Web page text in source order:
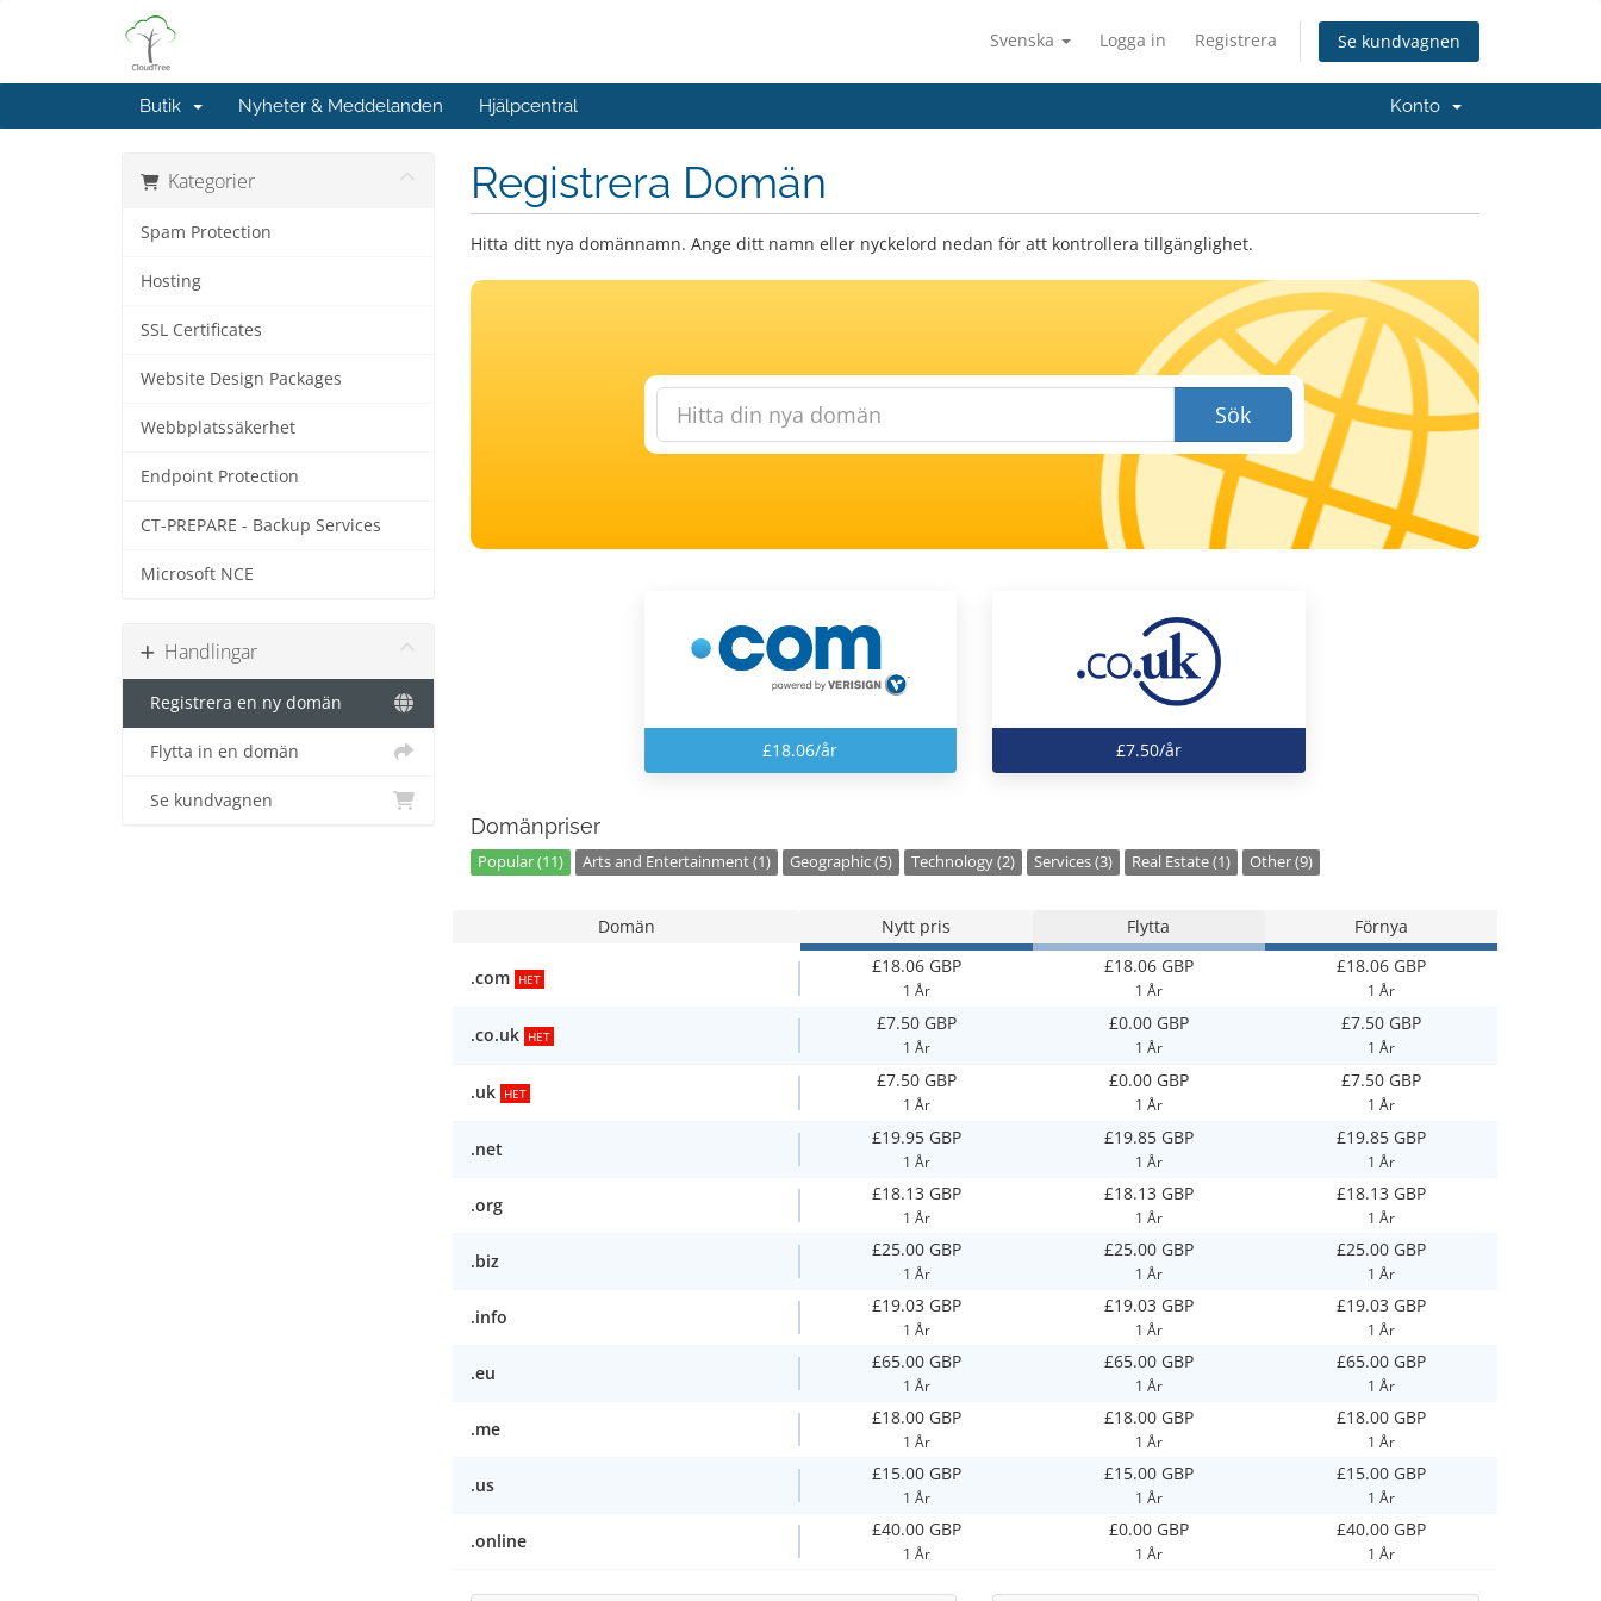
Svenska Logga in Registrera Se kundvagnen
Butik Nyheter & Meddelanden Hjälpcentral Konto
Kategorier
Spam Protection
Hosting
SSL Certificates
Website Design Packages
Webbplatssäkerhet
Endpoint Protection
CT-PREPARE - Backup Services
Microsoft NCE
Handlingar
Registrera en ny domän
Flytta in en domän
Se kundvagnen
Registrera Domän
Hitta ditt nya domännamn. Ange ditt namn eller nyckelord nedan för att kontrollera tillgänglighet.
Sök
£18.06/år £7.50/år
Domänpriser
Popular (11) Arts and Entertainment (1) Geographic (5) Technology (2) Services (3) Real Estate (1) Other (9)
Domän Nytt pris Flytta Förnya
.com HET
£18.06 GBP
1 År
£18.06 GBP
1 År
£18.06 GBP
1 År
.co.uk HET
£7.50 GBP
1 År
£0.00 GBP
1 År
£7.50 GBP
1 År
.uk HET
£7.50 GBP
1 År
£0.00 GBP
1 År
£7.50 GBP
1 År
.net
£19.95 GBP
1 År
£19.85 GBP
1 År
£19.85 GBP
1 År
.org
£18.13 GBP
1 År
£18.13 GBP
1 År
£18.13 GBP
1 År
.biz
£25.00 GBP
1 År
£25.00 GBP
1 År
£25.00 GBP
1 År
.info
£19.03 GBP
1 År
£19.03 GBP
1 År
£19.03 GBP
1 År
.eu
£65.00 GBP
1 År
£65.00 GBP
1 År
£65.00 GBP
1 År
.me
£18.00 GBP
1 År
£18.00 GBP
1 År
£18.00 GBP
1 År
.us
£15.00 GBP
1 År
£15.00 GBP
1 År
£15.00 GBP
1 År
.online
£40.00 GBP
1 År
£0.00 GBP
1 År
£40.00 GBP
1 År